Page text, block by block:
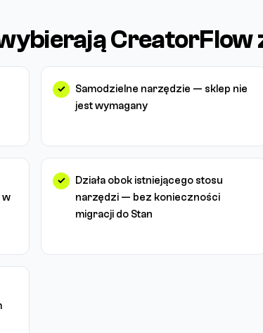
CreatorFlow
Samodzielne narzędzie — sklep nie
jest wymagany
w
Działa obok istniejącego stosu
narzędzi — bez konieczności
migracji do Stan